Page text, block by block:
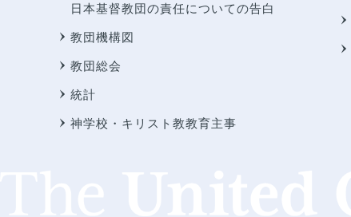
日本基督教団の責任についての告白
教団機構図
教団総会
統計
神学校・キリスト教教育主事